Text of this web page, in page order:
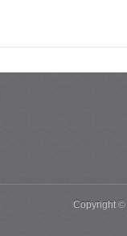
Copyright ©